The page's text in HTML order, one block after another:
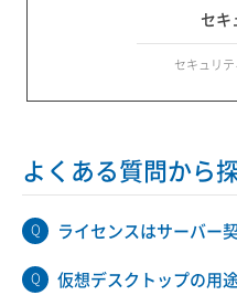
セキ
セキュリ
よくある質問から
ライセンスはサーバー
仮想デスクトップの用